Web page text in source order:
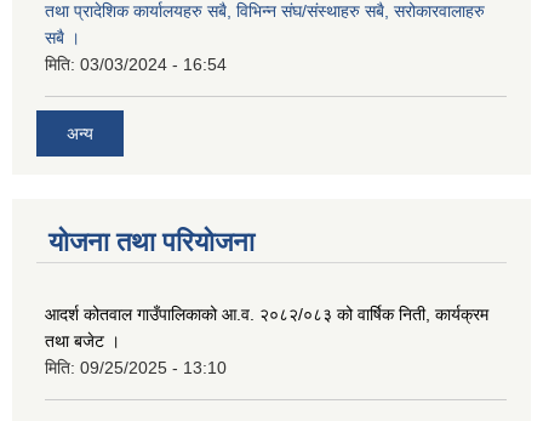
तथा प्रादेशिक कार्यालयहरु सबै, विभिन्‍न संघ/संस्थाहरु सबै, सरोकारवालाहरु
सबै ।
मिति: 03/03/2024 - 16:54
अन्य
योजना तथा परियोजना
आदर्श कोतवाल गाउँपालिकाको आ.व. २०८२/०८३ को वार्षिक निती, कार्यक्रम
तथा बजेट ।
मिति: 09/25/2025 - 13:10